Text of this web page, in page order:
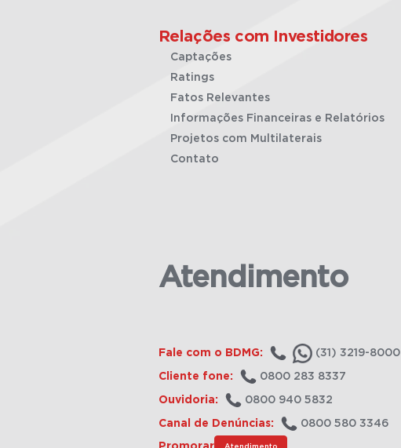
Relações com Investidores
Captações
Ratings
Fatos Relevantes
Informações Financeiras e Relatórios
Projetos com Multilaterais
Contato
Atendimento
Fale com o BDMG: (31) 3219-8000
Cliente fone: 0800 283 8337
Ouvidoria: 0800 940 5832
Canal de Denúncias: 0800 580 3346
Atendimento